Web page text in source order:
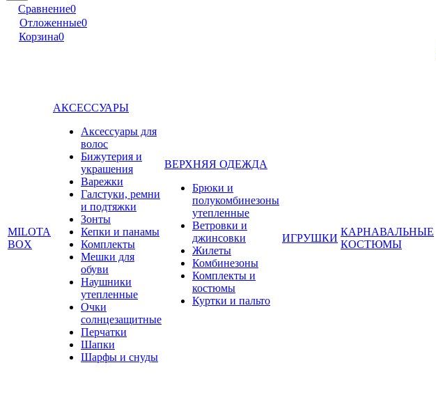
Сравнение0
Отложенные0
Корзина0
MILOTA
BOX
АКСЕССУАРЫ
Аксессуары для
волос
Бижутерия и
украшения
Варежки
Галстуки, ремни
и подтяжки
Зонты
Кепки и панамы
Комплекты
Мешки для
обуви
Наушники
утепленные
Очки
солнцезащитные
Перчатки
Шапки
Шарфы и снуды
ВЕРХНЯЯ ОДЕЖДА
Брюки и
полукомбинезоны
утепленные
Ветровки и
джинсовки
Жилеты
Комбинезоны
Комплекты и
костюмы
Куртки и пальто
ИГРУШКИ
КАРНАВАЛЬНЫЕ
КОСТЮМЫ